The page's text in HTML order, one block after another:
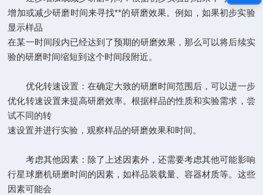
增加或减少研磨时间来寻找**的研磨效果。例如，如果初步实验
显示样品
在某一时间段内已经达到了预期的研磨效果，那么可以将后续实
验的研磨时间缩短到这个时间段附近。
优化转速设置：在确定大致的研磨时间范围后，可以进一步
优化转速设置来提高研磨效率。根据样品的性质和实验需求，尝
试不同的转
速设置并进行实验，观察样品的研磨效果和时间。
考虑其他因素：除了上述因素外，还需要考虑其他可能影响
行星球磨机研磨时间的因素，如样品装载量、容器材质等。这些
因素可能会